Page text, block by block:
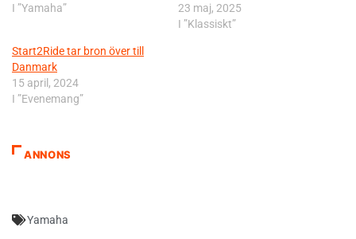
I ”Yamaha”
23 maj, 2025
I ”Klassiskt”
Start2Ride tar bron över till
Danmark
15 april, 2024
I ”Evenemang”
ANNONS
Yamaha